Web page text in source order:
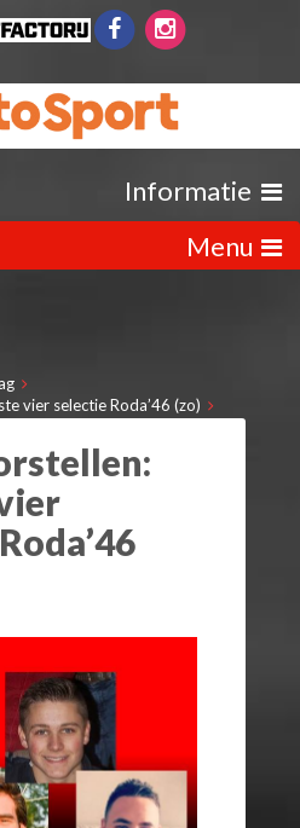
Informatie
Menu
vier selectie Roda’46 (zo)